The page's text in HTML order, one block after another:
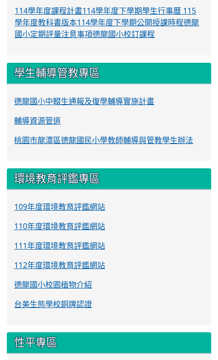
114學年度課程計畫114學年度下學期學生行事曆 115
學年度教科書版本114學年度下學期公開授課時程德龍
國小定期評量注意事項德龍國小校訂課程
學生輔導管教專區
德龍國小中輟生通報及復學輔導實施計畫
輔導資源管道
桃園市龍潭區德龍國民小學教師輔導與管教學生辦法
環境教育評鑑專區
109年度環境教育評鑑網站
110年度環境教育評鑑網站
111年度環境教育評鑑網站
112年度環境教育評鑑網站
德龍國小校園植物介紹
台美生態學校銅牌認證
性平專區